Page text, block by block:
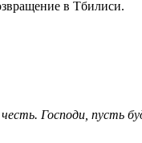
в Тбилиси.
Господи, пусть